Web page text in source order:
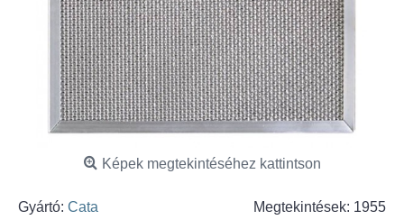
Képek megtekintéséhez kattintson
Megtekintések: 1955
Gyártó: Cata